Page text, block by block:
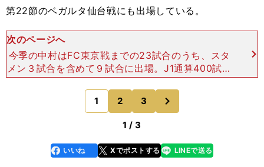
第22節のベガルタ仙台戦にも出場している。
次のページへ
今季の中村はFC東京戦までの23試合のうち、スタ
メン３試合を含めて９試合に出場。J1通算400試合
出場まであと５試合に迫っていることもあり、最年
長出場記録で歴代３位の土屋を抜くのは時間の問題
だろう。
1 2 3
1 / 3
faceboo
k
いいね Xでポストする
line LINEで送る